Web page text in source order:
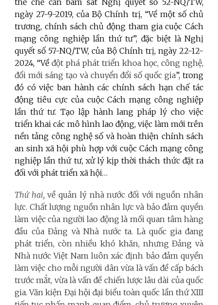
thể chế cần bám sát Nghị quyết số 52-NQ/TW,
ngày 27-9-2019, của Bộ Chính trị, “Về một số chủ
trương, chính sách chủ động tham gia cuộc Cách
mạng công nghiệp lần thứ tư”, đặc biệt là Nghị
quyết số 57-NQ/TW, của Bộ Chính trị, ngày 22-12-
2024, “Về đột phá phát triển khoa học, công nghệ,
đổi mới sáng tạo và chuyển đổi số quốc gia”, trong
đó có việc ban hành các chính sách hạn chế tác
động tiêu cực của cuộc Cách mạng công nghiệp
lần thứ tư. Tạo lập hành lang pháp lý cho việc
triển khai các mô hình lao động, việc làm mới trên
nền tảng công nghệ số và hoàn thiện chính sách
an sinh xã hội phù hợp với cuộc Cách mạng công
nghiệp lần thứ tư, xử lý kịp thời thách thức đặt ra
đối với phát triển xã hội…
Thứ hai,về quản lý nhà nước đối với nguồn nhân
lực. Chất lượng nguồn nhân lực và bảo đảm quyền
làm việc của người lao động là mối quan tâm hàng
đầu của Đảng và Nhà nước ta. Là quốc gia đang
phát triển, còn nhiều khó khăn, nhưng Đảng và
Nhà nước Việt Nam luôn xác định bảo đảm quyền
làm việc cho mỗi người dân vừa là vấn đề cấp bách
trước mắt, vừa là vấn đề chiến lược lâu dài của quốc
gia. Văn kiện Đại hội đại biểu toàn quốc lần thứ XIII